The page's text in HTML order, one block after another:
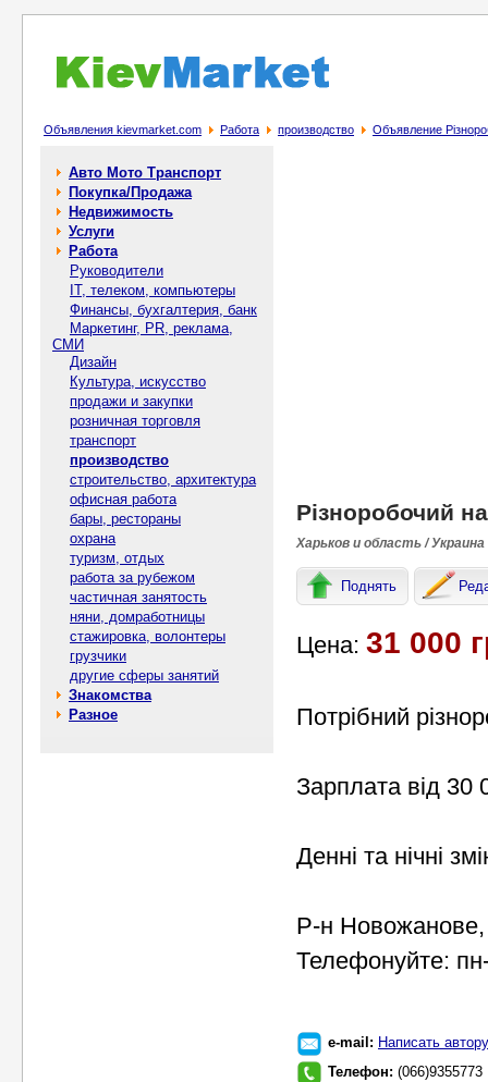
Объявления kievmarket.com Работа производство Объявление
Авто Мото Транспорт
Покупка/Продажа
Недвижимость
Услуги
Работа
Руководители
IT, телеком, компьютеры
Финансы, бухгалтерия, банк
Маркетинг, PR, реклама,
СМИ
Дизайн
Культура, искусство
продажи и закупки
розничная торговля
транспорт
производство
строительство, архитектура
офисная работа
бары, рестораны
охрана
туризм, отдых
работа за рубежом
частичная занятость
няни, домработницы
стажировка, волонтеры
грузчики
другие сферы занятий
Знакомства
Разное
Різноробочий
Харьков и область / Украина
Поднять
Цена: 31 000
Потрібний
Зарплата від 30
Денні та нічні
Р-н Новожанове,
Телефонуйте:
e-mail: Написать автору
Телефон: (066)9355773